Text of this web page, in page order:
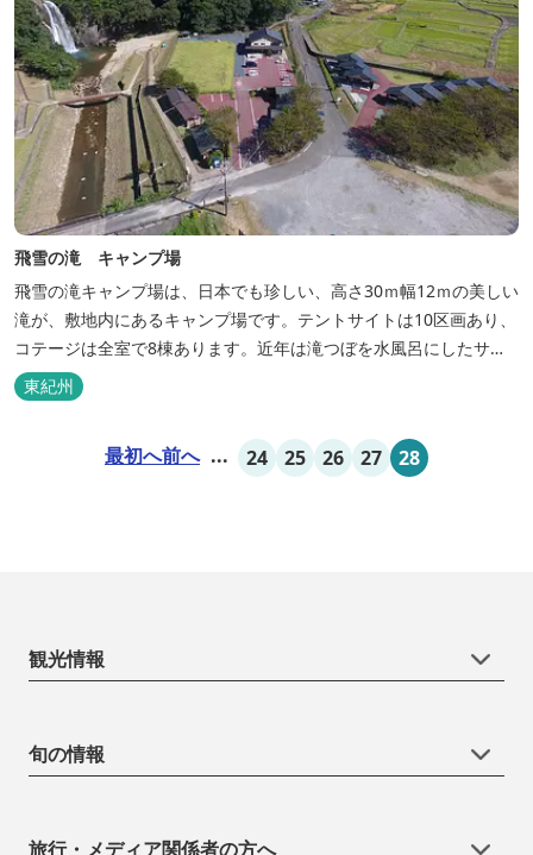
飛雪の滝 キャンプ場
飛雪の滝キャンプ場は、日本でも珍しい、高さ30ｍ幅12ｍの美しい
滝が、敷地内にあるキャンプ場です。テントサイトは10区画あり、
コテージは全室で8棟あります。近年は滝つぼを水風呂にしたサウ
ナが人気です。
東紀州
最初へ前へ ... 24 25 26 27 28
観光情報
旬の情報
旅行・メディア関係者の方へ